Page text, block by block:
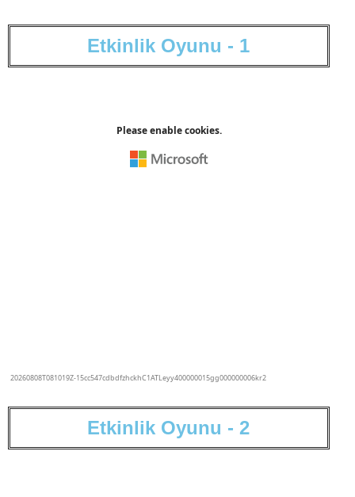
Etkinlik Oyunu - 1
Etkinlik Oyunu - 2